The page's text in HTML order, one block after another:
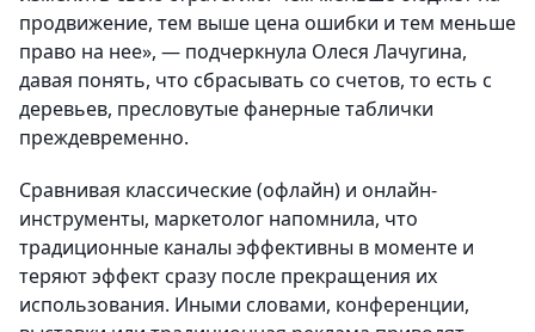
продвижение, тем выше цена ошибки и тем меньше
право на нее», — подчеркнула Олеся Лачугина,
давая понять, что сбрасывать со счетов, то есть с
деревьев, пресловутые фанерные таблички
преждевременно.
Сравнивая классические (офлайн) и онлайн-
инструменты, маркетолог напомнила, что
традиционные каналы эффективны в моменте и
теряют эффект сразу после прекращения их
использования. Иными словами, конференции,